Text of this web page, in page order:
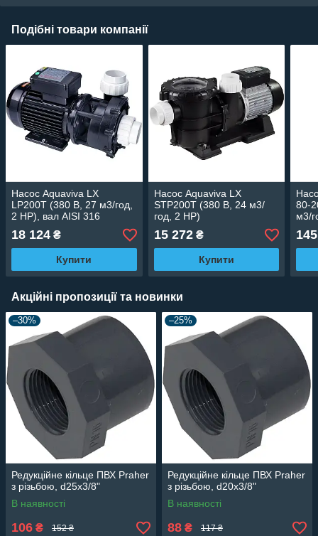
Подібні товари компанії
Насос Aquaviva LX
LP200T (380 В, 27 м3/год,
2 HP), вал AISI 316
18 124 ₴
Купити
Насос Aquaviva LX
STP200T (380 В, 24 м3/
год, 2 HP)
15 272₴
Купити
80-
м3/
Акційні пропозиції та новинки
–30%
Редукційне кільце ПВХ Praher
з різьбою, d25х3/8"
В наявності
106 ₴ 152 ₴
–25%
Редукційне кільце ПВХ Praher
з різьбою, d20х3/8"
В наявності
88 ₴ 117 ₴